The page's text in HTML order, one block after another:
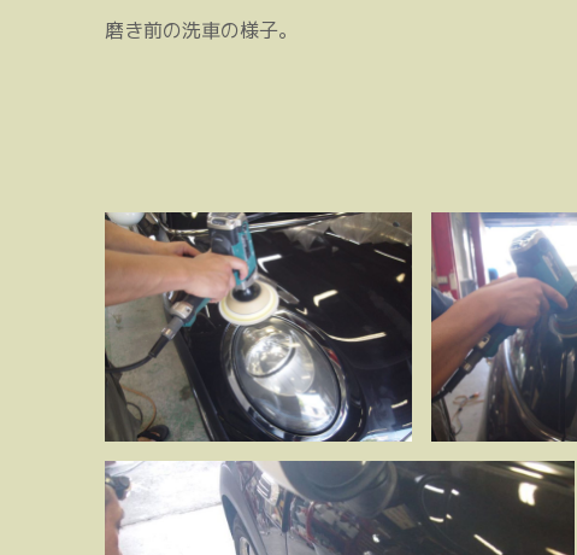
磨き前の洗車の様子。